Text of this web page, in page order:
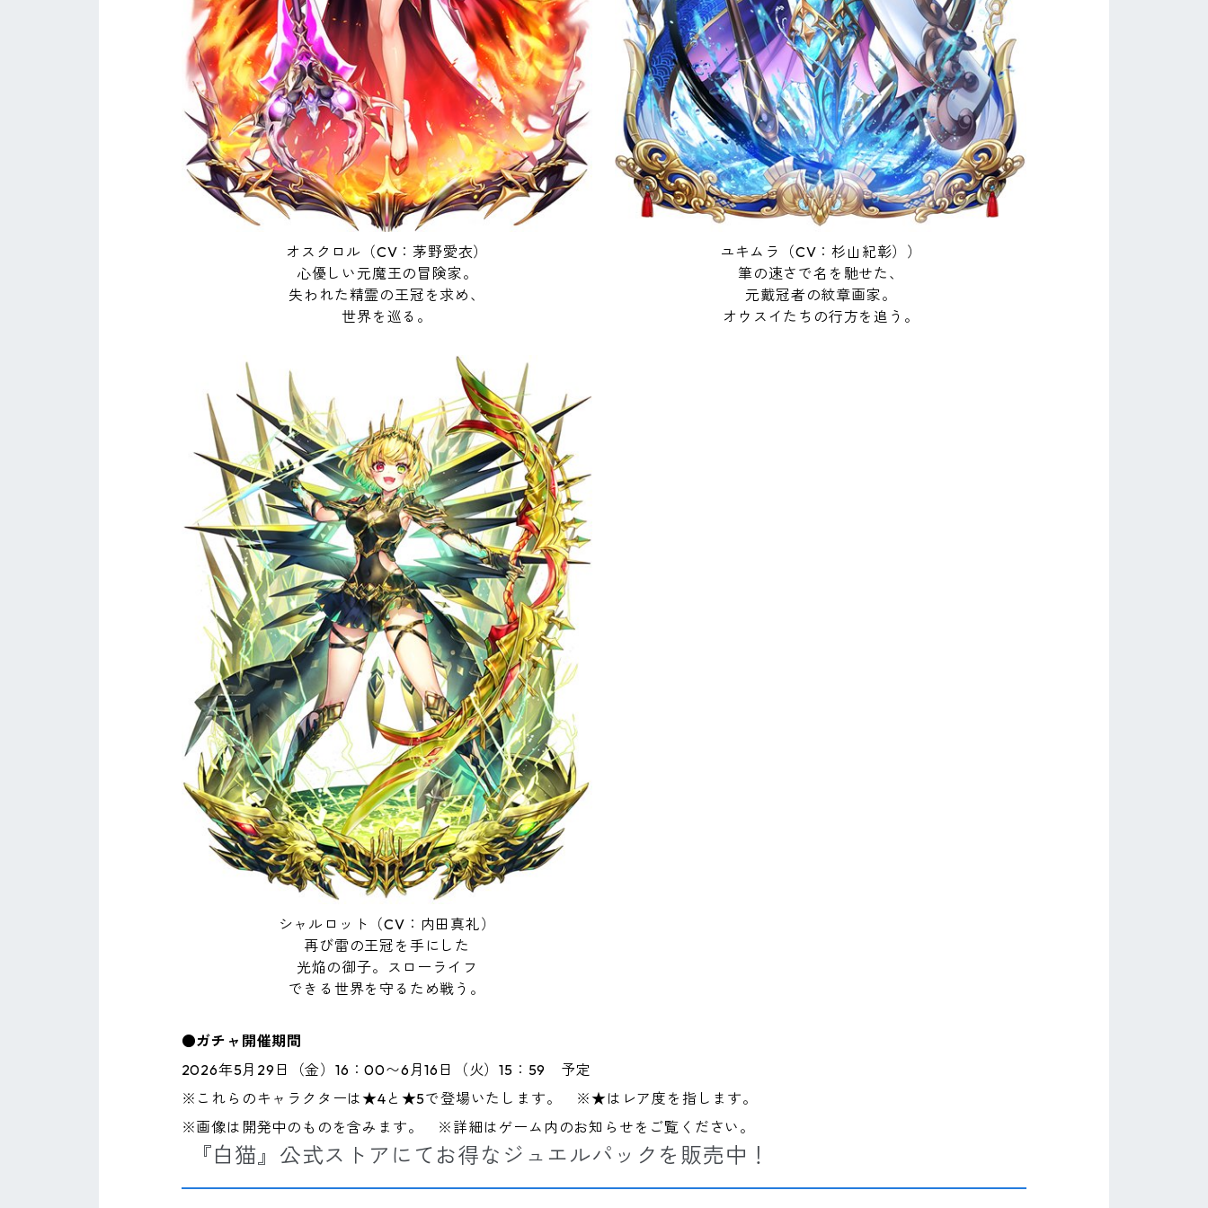
オスクロル（CV：茅野愛衣）
心優しい元魔王の冒険家。
失われた精霊の王冠を求め、
世界を巡る。
ユキムラ（CV：杉山紀彰））
筆の速さで名を馳せた、
元戴冠者の紋章画家。
オウスイたちの行方を追う。
シャルロット（CV：内田真礼）
再び雷の王冠を手にした
光焔の御子。スローライフ
できる世界を守るため戦う。
●ガチャ開催期間
2026年5月29日（金）16：00〜6月16日（火）15：59 予定
※これらのキャラクターは★4と★5で登場いたします。 ※★はレア度を指します。
※画像は開発中のものを含みます。 ※詳細はゲーム内のお知らせをご覧ください。
『白猫』公式ストアにてお得なジュエルパックを販売中！